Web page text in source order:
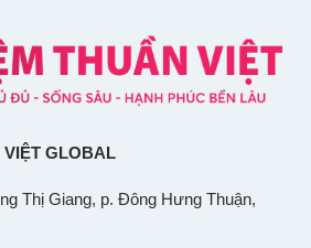
VIỆT GLOBAL
Thị Giang, p. Đông Hưng Thuận,